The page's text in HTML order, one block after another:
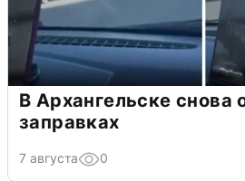
В Архангельске снова
заправках
7 августа 0